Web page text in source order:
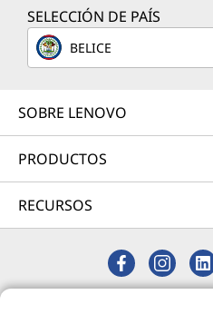
Servicios de
ayudaremos a simplificar
Más información
Servicios de
Proteja su inversión en
SELECCIÓN DE PAÍS
BELICE
SOBRE LENOVO
PRODUCTOS
RECURSOS